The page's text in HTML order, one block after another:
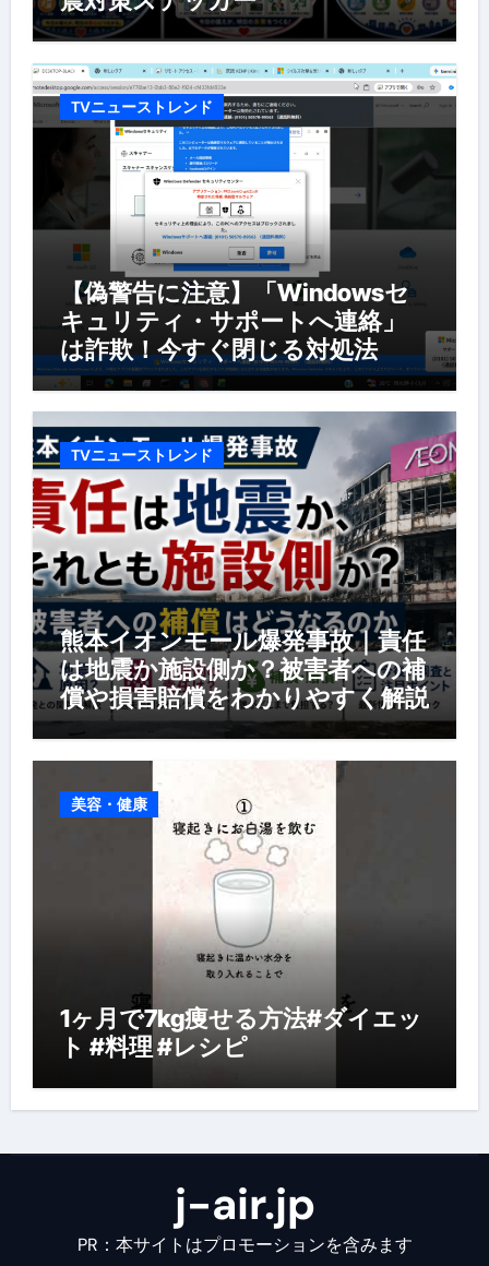
TVニューストレンド
【偽警告に注意】「Windowsセ
キュリティ・サポートへ連絡」
は詐欺！今すぐ閉じる対処法
TVニューストレンド
熊本イオンモール爆発事故｜責任
は地震か施設側か？被害者への補
償や損害賠償をわかりやすく解説
美容・健康
1ヶ月で7kg痩せる方法#ダイエッ
ト #料理 #レシピ
j-air.jp
PR：本サイトはプロモーションを含みます